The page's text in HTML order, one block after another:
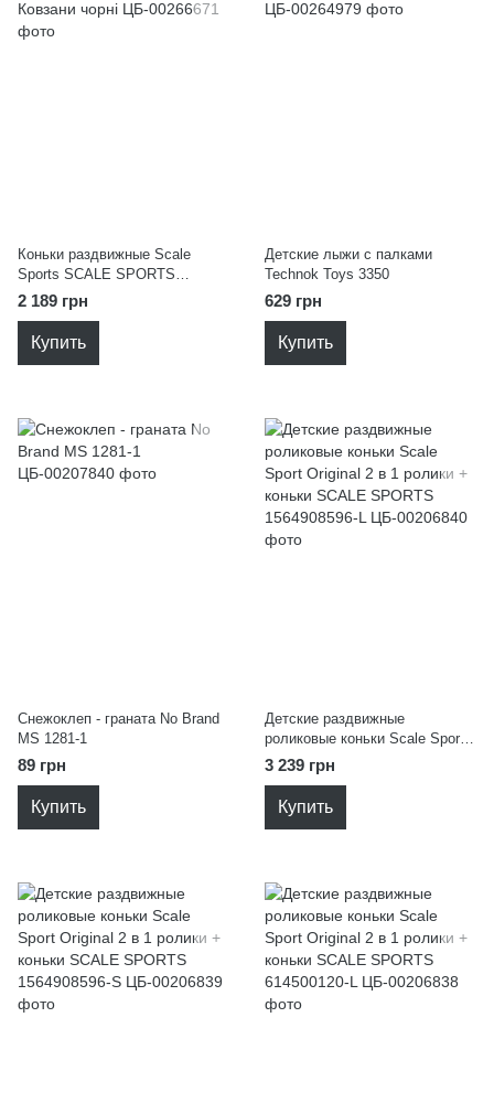
Коньки раздвижные Scale
Sports SCALE SPORTS
Ковзани чорні
2 189 грн
Купить
Детские лыжи с палками
Technok Toys 3350
629 грн
Купить
Снежоклеп - граната No Brand
MS 1281-1
89 грн
Купить
Детские раздвижные
роликовые коньки Scale Sport
Original 2 в 1 ролики + коньки
SCALE SPORTS 1564908596-L
3 239 грн
Купить